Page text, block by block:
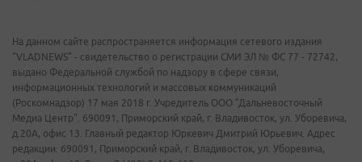
На данном сайте распространяется информация сетевого издания
"VLADNEWS" - свидетельство о регистрации СМИ ЭЛ № ФС 77 - 72742,
выдано Федеральной службой по надзору в сфере связи,
информационных технологий и массовых коммуникаций
(Роскомнадзор) 17 мая 2018 г. Учредитель ООО "Дальневосточный
Медиа Центр". 690091, Приморский край, г. Владивосток, ул. Уборевича,
д.20А, офис 13. Главный редактор Юркевич Дмитрий Юрьевич. Адрес
редакции: 690091, Приморский край, г. Владивосток, ул. Уборевича,